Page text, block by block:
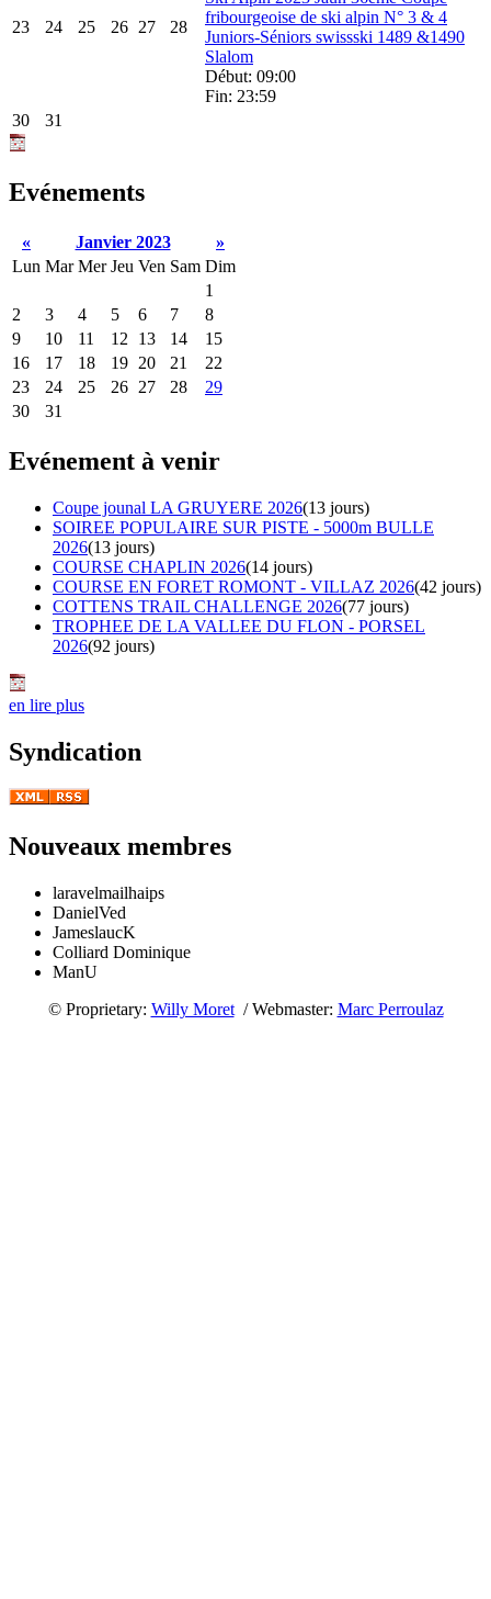
23 24 25 26 27 28
fribourgeoise de ski alpin N° 3 & 4
Juniors-Séniors swissski 1489 &1490
Slalom
Début: 09:00
Fin: 23:59
30
31
Evénements
« Janvier 2023
»
Lun Mar Mer Jeu Ven Sam Dim
1
2
3 4 5 6 7
8
9
10 11 12 13 14
15
16
17 18 19 20 21
22
23
24 25 26 27 28
29
30
31
Evénement à venir
Coupe jounal LA GRUYERE 2026(13 jours)
SOIREE POPULAIRE SUR PISTE - 5000m BULLE
2026(13 jours)
COURSE CHAPLIN 2026(14 jours)
COURSE EN FORET ROMONT - VILLAZ 2026(42 jours)
COTTENS TRAIL CHALLENGE 2026(77 jours)
TROPHEE DE LA VALLEE DU FLON - PORSEL
2026(92 jours)
en lire plus
Syndication
Nouveaux membres
laravelmailhaips
DanielVed
JameslaucK
Colliard Dominique
ManU
© Proprietary: Willy Moret/ Webmaster: Marc Perroulaz